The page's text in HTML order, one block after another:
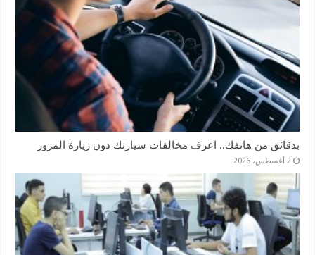
بدقائق من هاتفك.. اعرف مخالفات سيارتك دون زيارة المرور
2 أغسطس، 2026